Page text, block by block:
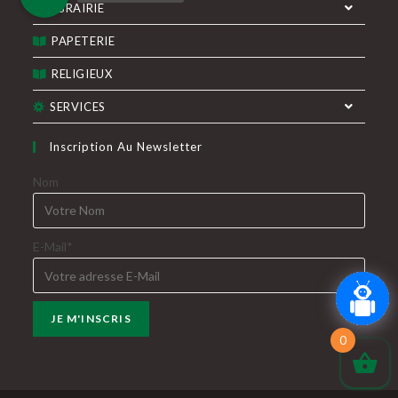
LIBRAIRIE
PAPETERIE
RELIGIEUX
SERVICES
Inscription Au Newsletter
Nom
E-Mail*
0